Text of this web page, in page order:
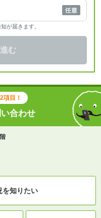
が届きます。
む
項目！
合わせ
を知りたい